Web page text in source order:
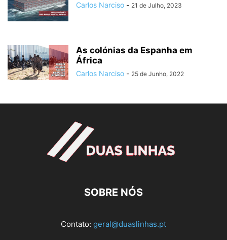
Carlos Narciso - 21 de Julho, 2023
As colónias da Espanha em
África
Carlos Narciso - 25 de Junho, 2022
SOBRE NÓS
Contato: geral@duaslinhas.pt